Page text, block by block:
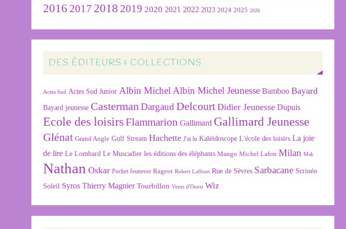
2016 2017 2018 2019 2020 2021 2022 2023 2024 2025 2026
DES ÉDITEURS & COLLECTIONS
Actes Sud Actes Sud Junior Albin Michel Albin Michel Jeunesse Bamboo Bayard
Bayard jeunesse CastermanDargaud Delcourt Didier Jeunesse Dupuis
Ecole des loisirsFlammarion Gallimard Gallimard Jeunesse
Glénat Grand Angle Gulf Stream Hachette J'ai lu Kaléidoscope L'école des loisirs La joie
de lire Le Lombard Le Muscadier les éditions des éléphants Mango Michel Lafon Milan Msk
Nathan Oskar Pocket Jeunesse Rageot Robert Laffont Rue de Sèvres Sarbacane Scrinéo
Soleil Syros Thierry Magnier Tourbillon Vents d'Ouest Wiz